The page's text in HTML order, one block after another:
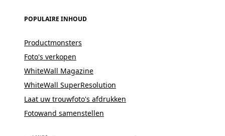
POPULAIRE INHOUD
Productmonsters
Foto's verkopen
WhiteWall Magazine
WhiteWall SuperResolution
Laat uw trouwfoto's afdrukken
Fotowand samenstellen